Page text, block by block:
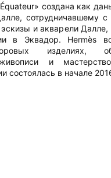
создана как
сотрудничавшему
эскизы и акварели
в Эквадор. Hermès
изделиях,
живописи и
состоялась в начале